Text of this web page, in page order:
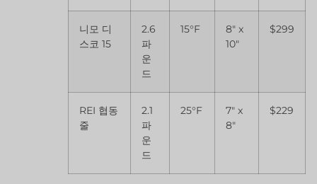
니모 디
스코 15
2.6
파
운
드
15°F
8″ x
10″
$299
REI 협동
줄
2.1
파
운
드
25°F
7″ x
8″
$229